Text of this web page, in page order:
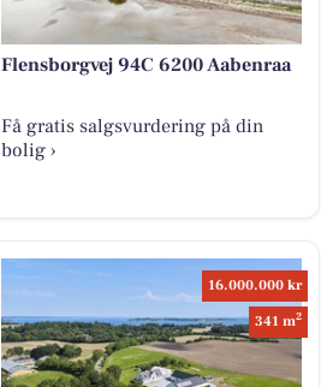
Flensborgvej 94C 6200 Aabenraa
Få gratis salgsvurdering på din
bolig ›
16.000.000 kr
341 m2